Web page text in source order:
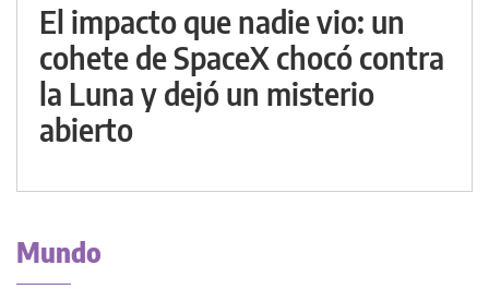
El impacto que nadie vio: un
cohete de SpaceX chocó contra
la Luna y dejó un misterio
abierto
Mundo